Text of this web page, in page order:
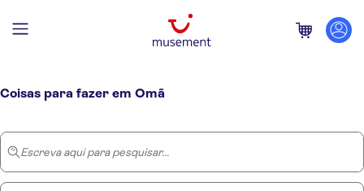
Coisas para fazer em Omã
Escreva aqui para pesquisar...